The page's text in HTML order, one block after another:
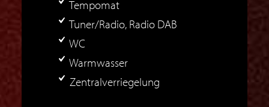
Tempomat
Tuner/Radio, Radio DAB
WC
Warmwasser
Zentralverriegelung